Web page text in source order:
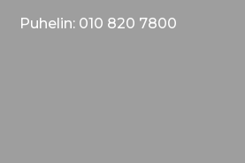
Puhelin: 010 820 7800